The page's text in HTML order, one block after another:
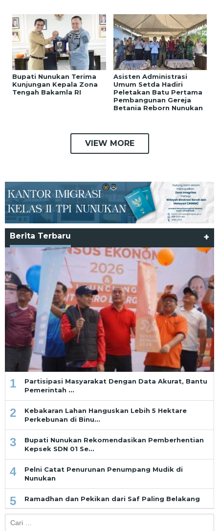
Bupati Nunukan Terima
Kunjungan Kepala Zona
Tengah Bakamla RI
Asisten Administrasi
Umum Setda Hadiri
Peletakan Batu Pertama
Pembangunan Gereja
Betania Reborn Nunukan
VIEW MORE
Berita Terbaru +
1
Partisipasi Masyarakat Dengan Data Akurat, Bantu
Pemerintah …
2
Kebakaran Lahan Hanguskan Lebih 5 Hektare
Perkebunan di Binu…
3
Bupati Nunukan Rekomendasikan Pemberhentian
Kepsek SDN 01 Se…
4
Pelni Catat Penurunan Penumpang Mudik di
Nunukan
5 Ramadhan dan Pekikan dari Saf Paling Belakang
untuk: